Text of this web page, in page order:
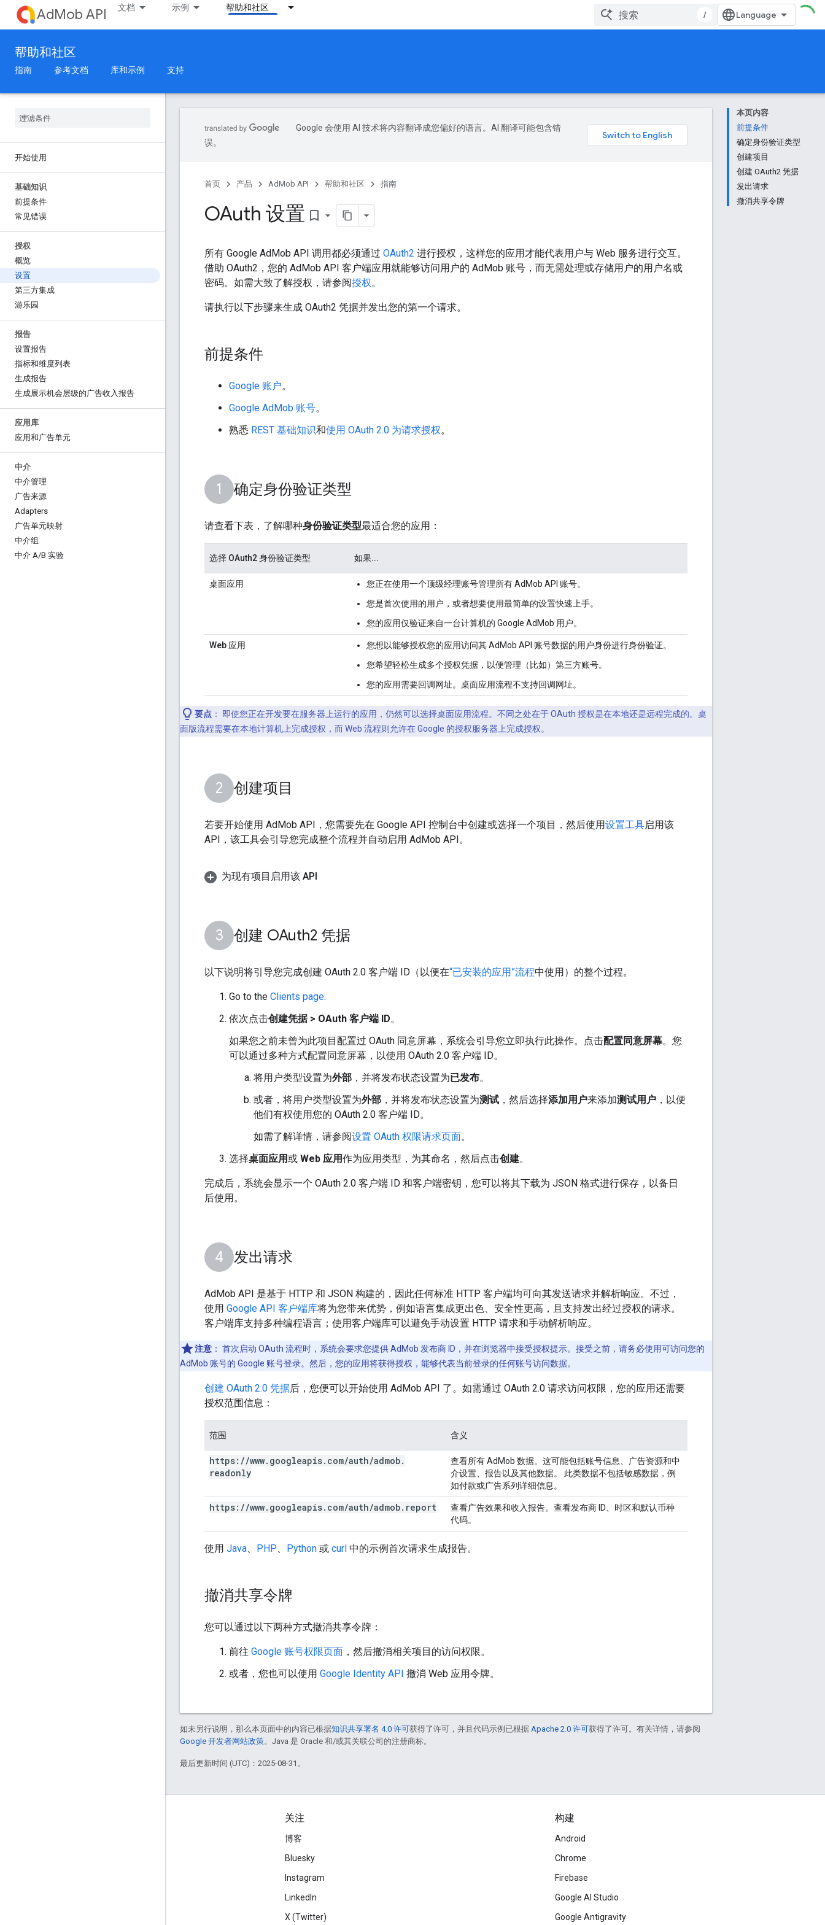
AdMob API 文档 示例 帮助和社区
/
帮助和社区
指南 参考文档 库和示例 支持
开始使用
基础知识
前提条件
常见错误
授权
概览
设置
第三方集成
游乐园
报告
设置报告
指标和维度列表
生成报告
生成展示机会层级的广告收入报告
应用库
应用和广告单元
中介
中介管理
广告来源
Adapters
广告单元映射
中介组
中介 A/B 实验
本页内容
前提条件
确定身份验证类型
创建项目
创建 OAuth2 凭据
发出请求
撤消共享令牌
Google 会使用 AI 技术将内容翻译成您偏好的语言。AI 翻译可能包含错
误。
首页 产品 AdMob API 帮助和社区 指南
OAuth 设置 bookmark_border
所有 Google AdMob API 调用都必须通过 OAuth2 进行授权，这样您的应用才能代表用户与 Web 服务进行交互。
借助 OAuth2，您的 AdMob API 客户端应用就能够访问用户的 AdMob 账号，而无需处理或存储用户的用户名或
密码。如需大致了解授权，请参阅授权。
请执行以下步骤来生成 OAuth2 凭据并发出您的第一个请求。
前提条件
Google 账户。
Google AdMob 账号。
熟悉 REST 基础知识和使用 OAuth 2.0 为请求授权。
确定身份验证类型
请查看下表，了解哪种身份验证类型最适合您的应用：
选择 OAuth2 身份验证类型 如果...
桌面应用
您正在使用一个顶级经理账号管理所有 AdMob API 账号。
您是首次使用的用户，或者想要使用最简单的设置快速上手。
您的应用仅验证来自一台计算机的 Google AdMob 用户。
Web 应用
您想以能够授权您的应用访问其 AdMob API 账号数据的用户身份进行身份验证。
您希望轻松生成多个授权凭据，以便管理（比如）第三方账号。
您的应用需要回调网址。桌面应用流程不支持回调网址。
要点 ：
即使您正在开发要在服务器上运行的应用，仍然可以选择桌面应用流程。不同之处在于 OAuth 授权是在本地还是远程完成的。桌
面版流程需要在本地计算机上完成授权，而 Web 流程则允许在 Google 的授权服务器上完成授权。
创建项目
若要开始使用 AdMob API，您需要先在 Google API 控制台中创建或选择一个项目，然后使用设置工具启用该
API，该工具会引导您完成整个流程并自动启用 AdMob API。
为现有项目启用该 API
创建 OAuth2 凭据
以下说明将引导您完成创建 OAuth 2.0 客户端 ID（以便在“已安装的应用”流程中使用）的整个过程。
Go to the Clients page.
依次点击创建凭据 > OAuth 客户端 ID。
如果您之前未曾为此项目配置过 OAuth 同意屏幕，系统会引导您立即执行此操作。点击配置同意屏幕。您
可以通过多种方式配置同意屏幕，以使用 OAuth 2.0 客户端 ID。
将用户类型设置为外部 ，并将发布状态设置为已发布。
或者，将用户类型设置为外部 ，并将发布状态设置为测试 ，然后选择添加用户来添加测试用户 ，以便
他们有权使用您的 OAuth 2.0 客户端 ID。
如需了解详情，请参阅设置 OAuth 权限请求页面。
选择桌面应用或 Web 应用作为应用类型，为其命名，然后点击创建。
完成后，系统会显示一个 OAuth 2.0 客户端 ID 和客户端密钥，您可以将其下载为 JSON 格式进行保存，以备日
后使用。
发出请求
AdMob API 是基于 HTTP 和 JSON 构建的，因此任何标准 HTTP 客户端均可向其发送请求并解析响应。不过，
使用 Google API 客户端库将为您带来优势，例如语言集成更出色、安全性更高，且支持发出经过授权的请求。
客户端库支持多种编程语言；使用客户端库可以避免手动设置 HTTP 请求和手动解析响应。
注意 ： 首次启动 OAuth 流程时，系统会要求您提供 AdMob 发布商 ID，并在浏览器中接受授权提示。接受之前，请务必使用可访问您的
AdMob 账号的 Google 账号登录。然后，您的应用将获得授权，能够代表当前登录的任何账号访问数据。
创建 OAuth 2.0 凭据后，您便可以开始使用 AdMob API 了。如需通过 OAuth 2.0 请求访问权限，您的应用还需要
授权范围信息：
范围 含义
https: //www. googleapis. com/auth/admob.
readonly
查看所有 AdMob 数据。这可能包括账号信息、广告资源和中
介设置、报告以及其他数据。 此类数据不包括敏感数据，例
如付款或广告系列详细信息。
https: //www. googleapis. com/auth/admob. report
查看广告效果和收入报告。查看发布商 ID、时区和默认币种
代码。
使用 Java、 PHP、 Python 或 curl 中的示例首次请求生成报告。
撤消共享令牌
您可以通过以下两种方式撤消共享令牌：
前往 Google 账号权限页面 ，然后撤消相关项目的访问权限。
或者，您也可以使用 Google Identity API 撤消 Web 应用令牌。
如未另行说明，那么本页面中的内容已根据知识共享署名 4.0 许可获得了许可，并且代码示例已根据 Apache 2.0 许可获得了许可。有关详情，请参阅
Google 开发者网站政策。Java 是 Oracle 和/或其关联公司的注册商标。
最后更新时间 (UTC)：2025-08-31。
关注
博客
Bluesky
Instagram
LinkedIn
X (Twitter)
构建
Android
Chrome
Firebase
Google AI Studio
Google Antigravity